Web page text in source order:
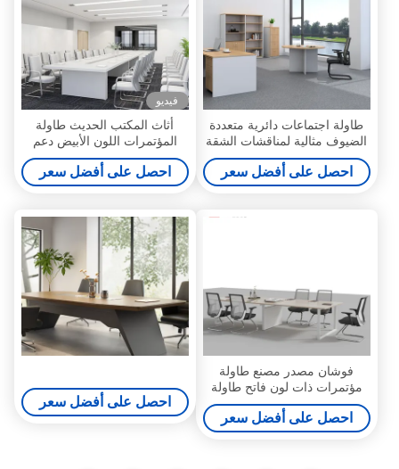
طاولة اجتماعات دائرية متعددة
الضيوف مثالية لمناقشات الشقة
ومؤتمرات المائدة المستديرة
احصل على أفضل سعر
فيديو
أثاث المكتب الحديث طاولة
المؤتمرات اللون الأبيض دعم
التخصيص
احصل على أفضل سعر
فوشان مصدر مصنع طاولة
مؤتمرات ذات لون فاتح طاولة
عمل كبيرة استقبال مفاوضات
أثاث مكتب
احصل على أفضل سعر
احصل على أفضل سعر